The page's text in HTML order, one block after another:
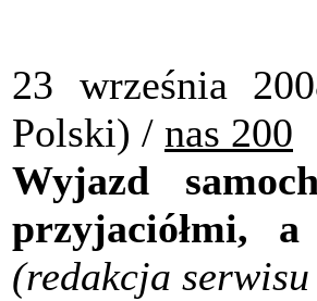
23 września
Polski) / nas 200
Wyjazd
przyjaciółmi,
(redakcja